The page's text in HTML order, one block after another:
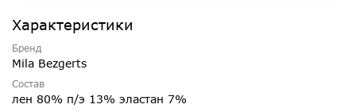
Характеристики
Бренд
Mila Bezgerts
Состав
лен 80% п/э 13% эластан 7%